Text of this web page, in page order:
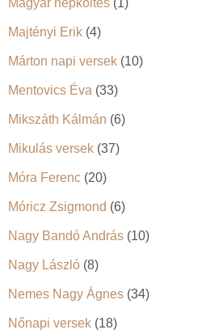
Majtényi Erik (4)
Márton napi versek (10)
Mentovics Éva (33)
Mikszáth Kálmán (6)
Mikulás versek (37)
Móra Ferenc (20)
Móricz Zsigmond (6)
Nagy Bandó András (10)
Nagy László (8)
Nemes Nagy Ágnes (34)
Nőnapi versek (18)